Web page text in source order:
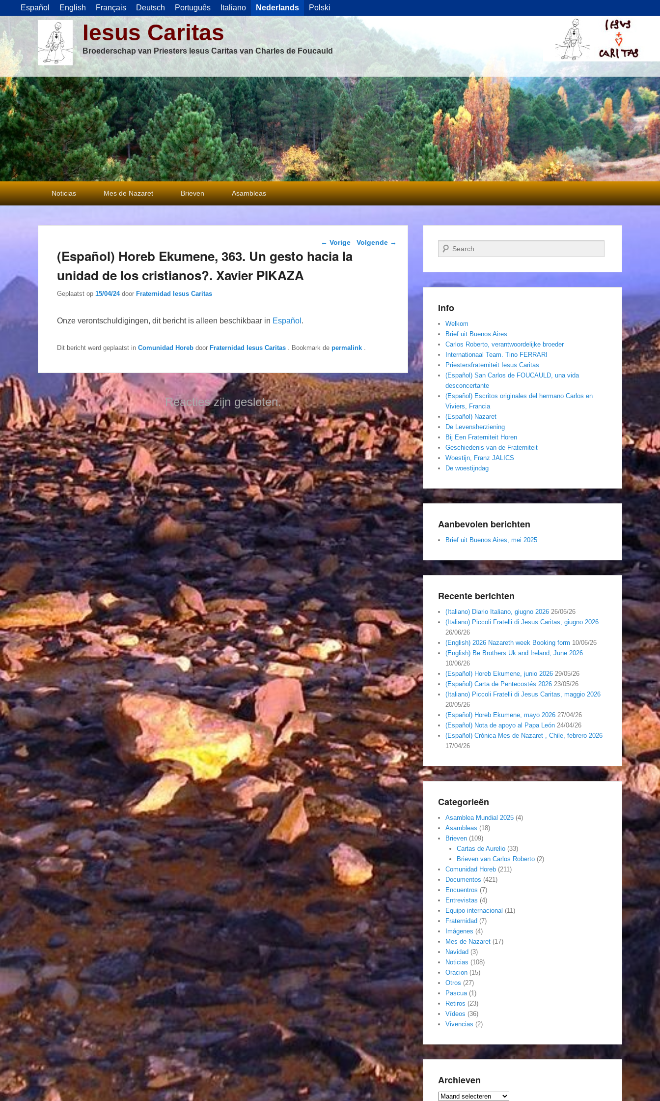
Español English Français Deutsch Português Italiano Nederlands Polski
Iesus Caritas
Broederschap van Priesters Iesus Caritas van Charles de Foucauld
Primair
menu
Noticias Mes de Nazaret Brieven Asambleas
Berichtnavigatie
← Vorige Volgende →
(Español) Horeb Ekumene, 363. Un gesto hacia la
unidad de los cristianos?. Xavier PIKAZA
Geplaatst op 15/04/24 door Fraternidad Iesus Caritas
Onze verontschuldigingen, dit bericht is alleen beschikbaar in Español .
Dit bericht werd geplaatst in Comunidad Horeb door Fraternidad Iesus Caritas . Bookmark de permalink
Reacties zijn gesloten.
Zoeken
Info
Welkom
Brief uit Buenos Aires
Carlos Roberto, verantwoordelijke broeder
Internationaal Team. Tino FERRARI
Priestersfraterniteit Iesus Caritas
(Español) San Carlos de FOUCAULD, una vida
desconcertante
(Español) Escritos originales del hermano Carlos en
Viviers, Francia
(Español) Nazaret
De Levensherziening
Bij Een Fraterniteit Horen
Geschiedenis van de Fraterniteit
Woestijn, Franz JALICS
De woestijndag
Aanbevolen berichten
Brief uit Buenos Aires, mei 2025
Recente berichten
(Italiano) Diario Italiano, giugno 2026 26/06/26
(Italiano) Piccoli Fratelli di Jesus Caritas, giugno 2026
26/06/26
(English) 2026 Nazareth week Booking form 10/06/26
(English) Be Brothers Uk and Ireland, June 2026
10/06/26
(Español) Horeb Ekumene, junio 2026 29/05/26
(Español) Carta de Pentecostés 2026 23/05/26
(Italiano) Piccoli Fratelli di Jesus Caritas, maggio 2026
20/05/26
(Español) Horeb Ekumene, mayo 2026 27/04/26
(Español) Nota de apoyo al Papa León 24/04/26
(Español) Crónica Mes de Nazaret , Chile, febrero 2026
17/04/26
Categorieën
Asamblea Mundial 2025 (4)
Asambleas (18)
Brieven (109)
Cartas de Aurelio(33)
Brieven van Carlos Roberto(2)
Comunidad Horeb (211)
Documentos (421)
Encuentros (7)
Entrevistas (4)
Equipo internacional (11)
Fraternidad (7)
Imágenes (4)
Mes de Nazaret (17)
Navidad (3)
Noticias (108)
Oracion (15)
Otros (27)
Pascua(1)
Retiros (23)
Vídeos (36)
Vivencias (2)
Archieven
Archieven